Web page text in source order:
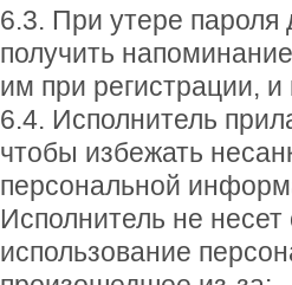
6.3. При утере пароля
получить
им при регистрации,
6.4. Исполнитель
чтобы избежать
персональной
Исполнитель не
использование